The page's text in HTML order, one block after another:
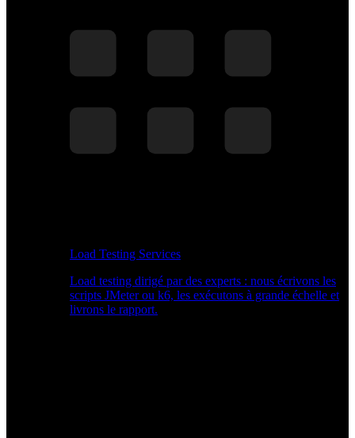
Load Testing Services
Load testing dirigé par des experts : nous écrivons les
scripts JMeter ou k6, les exécutons à grande échelle et
livrons le rapport.